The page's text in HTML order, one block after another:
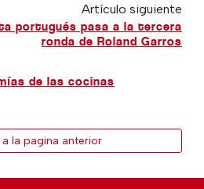
Artículo siguiente
portugués pasa a la tercera
ronda de Roland Garros
de las cocinas
la pagina anterior